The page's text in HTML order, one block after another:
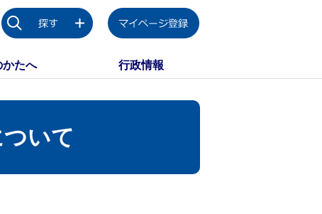
かたへ 行政情報
いて